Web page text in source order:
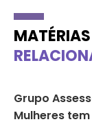
MATÉRIAS
Grupo
Mulheres